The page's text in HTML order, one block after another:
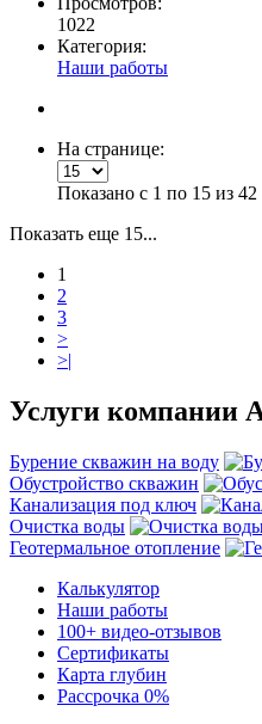
1022
Категория:
Наши работы
На странице:
Показано с 1 по 15 из
Показать еще 15...
1
2
3
>
>|
Услуги компании
Бурение скважин на воду
Обустройство скважин
Канализация под ключ
Очистка воды
Геотермальное отопление
Калькулятор
Наши работы
100+ видео-отзывов
Сертификаты
Карта глубин
Рассрочка 0%